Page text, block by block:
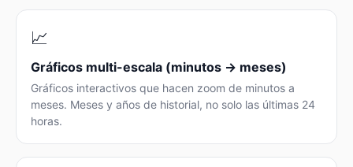
📈
Gráficos multi-escala (minutos → meses)
Gráficos interactivos que hacen zoom de minutos a
meses. Meses y años de historial, no solo las últimas 24
horas.